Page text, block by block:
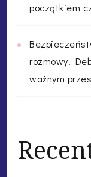
początkiem
rozmowy.
ważnym